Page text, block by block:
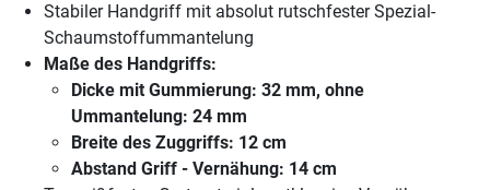
Stabiler Handgriff mit absolut rutschfester Spezial-
Schaumstoffummantelung
Maße des Handgriffs:
Dicke mit Gummierung: 32 mm, ohne
Ummantelung: 24 mm
Breite des Zuggriffs: 12 cm
Abstand Griff - Vernähung: 14 cm